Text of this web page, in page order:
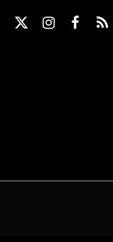
X
InstagramFacebook
RSS